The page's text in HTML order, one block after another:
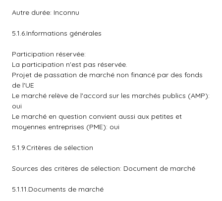
Autre durée: Inconnu
5.1.6.Informations générales
Participation réservée:
La participation n'est pas réservée.
Projet de passation de marché non financé par des fonds
de l'UE
Le marché relève de l'accord sur les marchés publics (AMP):
oui
Le marché en question convient aussi aux petites et
moyennes entreprises (PME): oui
5.1.9.Critères de sélection
Sources des critères de sélection: Document de marché
5.1.11.Documents de marché